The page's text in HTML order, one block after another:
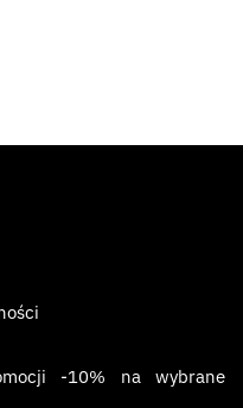
-10% na wybrane